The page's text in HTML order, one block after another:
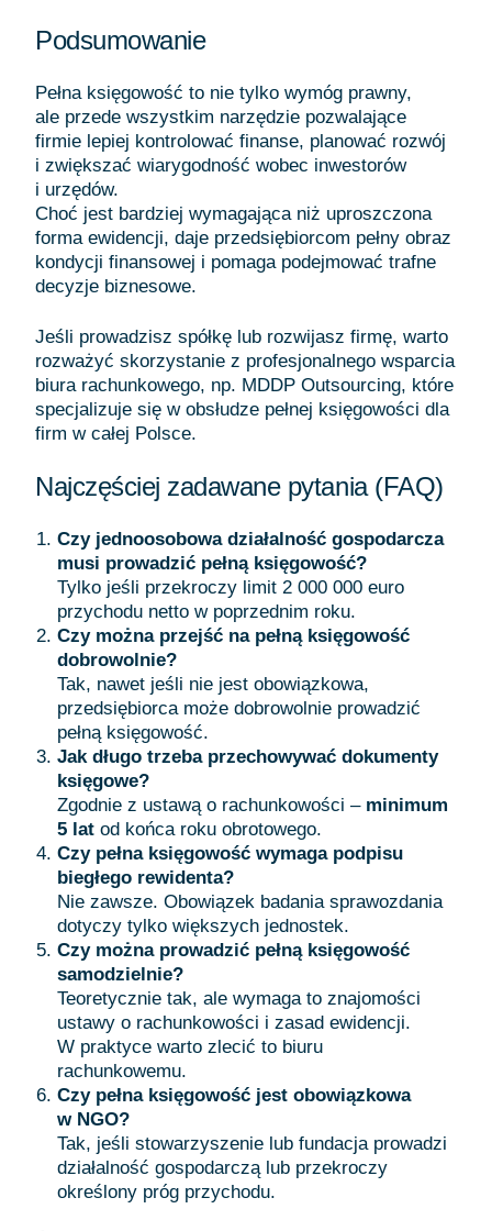
Podsumowanie
Pełna księgowość to nie tylko wymóg prawny,
ale przede wszystkim narzędzie pozwalające
firmie lepiej kontrolować finanse, planować rozwój
i zwiększać wiarygodność wobec inwestorów
i urzędów.
Choć jest bardziej wymagająca niż uproszczona
forma ewidencji, daje przedsiębiorcom pełny obraz
kondycji finansowej i pomaga podejmować trafne
decyzje biznesowe.
Jeśli prowadzisz spółkę lub rozwijasz firmę, warto
rozważyć skorzystanie z profesjonalnego wsparcia
biura rachunkowego, np. MDDP Outsourcing, które
specjalizuje się w obsłudze pełnej księgowości dla
firm w całej Polsce.
Najczęściej zadawane pytania (FAQ)
Czy jednoosobowa działalność gospodarcza
musi prowadzić pełną księgowość?
Tylko jeśli przekroczy limit 2 000 000 euro
przychodu netto w poprzednim roku.
Czy można przejść na pełną księgowość
dobrowolnie?
Tak, nawet jeśli nie jest obowiązkowa,
przedsiębiorca może dobrowolnie prowadzić
pełną księgowość.
Jak długo trzeba przechowywać dokumenty
księgowe?
Zgodnie z ustawą o rachunkowości – minimum
5 lat od końca roku obrotowego.
Czy pełna księgowość wymaga podpisu
biegłego rewidenta?
Nie zawsze. Obowiązek badania sprawozdania
dotyczy tylko większych jednostek.
Czy można prowadzić pełną księgowość
samodzielnie?
Teoretycznie tak, ale wymaga to znajomości
ustawy o rachunkowości i zasad ewidencji.
W praktyce warto zlecić to biuru
rachunkowemu.
Czy pełna księgowość jest obowiązkowa
w NGO?
Tak, jeśli stowarzyszenie lub fundacja prowadzi
działalność gospodarczą lub przekroczy
określony próg przychodu.